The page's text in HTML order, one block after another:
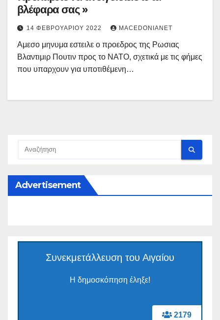
βλέφαρα σας »
14 ΦΕΒΡΟΥΑΡΊΟΥ 2022 MACEDONIANET
Αμεσο μηνυμα εστειλε ο προεδρος της Ρωσιας
Βλαντιμιρ Πουτιν προς το ΝΑΤΟ, σχετικά με τις φήμες
που υπαρχουν για υποτιθέμενη…
Advertisement
2179
Συνεκμετάλλευση του Αιγαίου
Η δημοσκόπηση έληξε!